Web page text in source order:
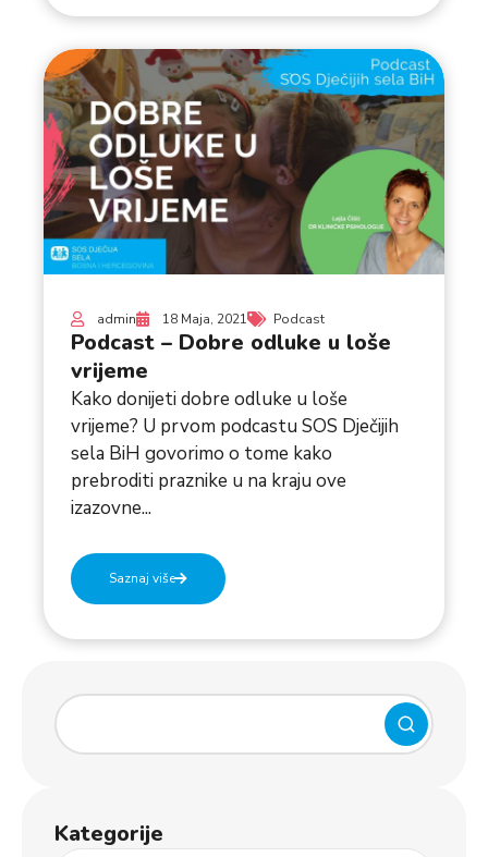
admin 18 Maja, 2021 Podcast
Podcast – Dobre odluke u loše
vrijeme
Kako donijeti dobre odluke u loše
vrijeme? U prvom podcastu SOS Dječijih
sela BiH govorimo o tome kako
prebroditi praznike u na kraju ove
izazovne...
Saznaj više
Kategorije